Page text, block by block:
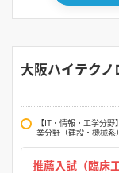
大阪ハイテク
【IT・情報・工学分
業分野（建設・機械系